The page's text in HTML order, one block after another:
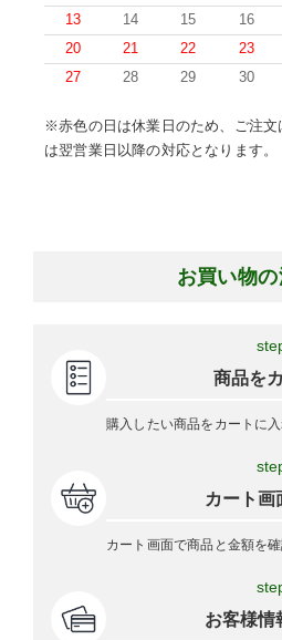
13
14 15 16
20
21 22 23
27
28 29 30
※赤色の日は休業日のため、ご注文
は翌営業日以降の対応となります。
お買い物
商品を
購入したい商品をカートに入
カート画
カート画面で商品と金額を確
お客様情